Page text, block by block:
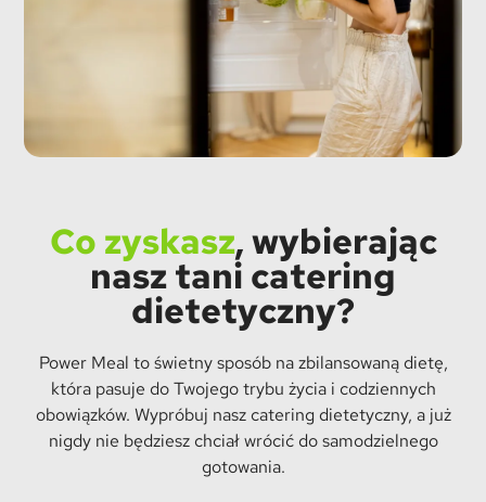
Co zyskasz, wybierając
nasz tani catering
dietetyczny?
Power Meal to świetny sposób na zbilansowaną dietę,
która pasuje do Twojego trybu życia i codziennych
obowiązków. Wypróbuj nasz catering dietetyczny, a już
nigdy nie będziesz chciał wrócić do samodzielnego
gotowania.